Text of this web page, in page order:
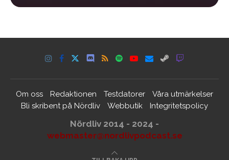
Om oss Redaktionen Testdatorer
Våra utmärkelser
Bli skribent på Nördliv
Webbutik Integritetspolicy
Nördliv 2014 - 2024 -
webmaster@nordlivpodcast.se